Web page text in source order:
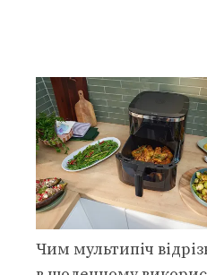
Чим мультипіч